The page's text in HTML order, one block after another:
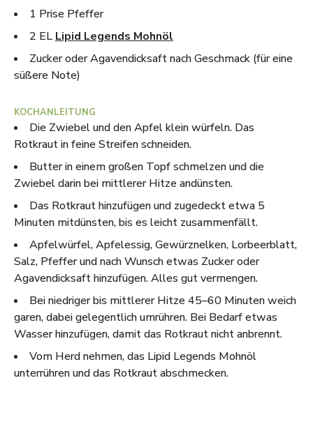
1 Prise Pfeffer
2 EL Lipid Legends Mohnöl
Zucker oder Agavendicksaft nach Geschmack (für eine
süßere Note)
KOCHANLEITUNG
Die Zwiebel und den Apfel klein würfeln. Das
Rotkraut in feine Streifen schneiden.
Butter in einem großen Topf schmelzen und die
Zwiebel darin bei mittlerer Hitze andünsten.
Das Rotkraut hinzufügen und zugedeckt etwa 5
Minuten mitdünsten, bis es leicht zusammenfällt.
Apfelwürfel, Apfelessig, Gewürznelken, Lorbeerblatt,
Salz, Pfeffer und nach Wunsch etwas Zucker oder
Agavendicksaft hinzufügen. Alles gut vermengen.
Bei niedriger bis mittlerer Hitze 45–60 Minuten weich
garen, dabei gelegentlich umrühren. Bei Bedarf etwas
Wasser hinzufügen, damit das Rotkraut nicht anbrennt.
Vom Herd nehmen, das Lipid Legends Mohnöl
unterrühren und das Rotkraut abschmecken.